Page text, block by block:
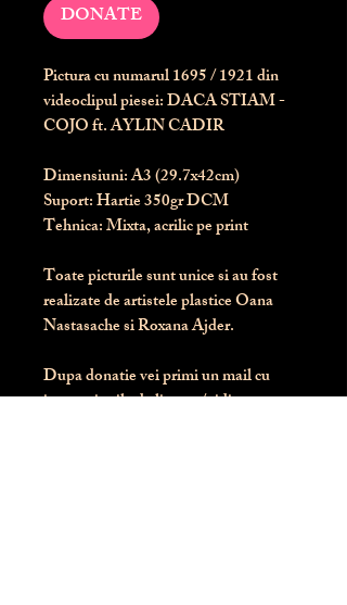
DONATE
Pictura cu numarul1695/ 1921 din
videoclipul piesei: DACA STIAM -
COJO ft. AYLIN CADIR
Dimensiuni: A3 (29.7x42cm)
Suport: Hartie 350gr DCM
Tehnica: Mixta, acrilic pe print
Toate picturile sunt unice si au fost
realizate de artistele plastice Oana
Nastasache si Roxana Ajder.
Dupa donatie vei primi un mail cu
instructiunile de livrare / ridicare.